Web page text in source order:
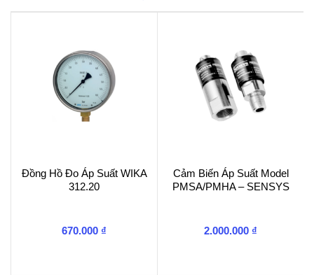
Inox
Đồng Hồ Đo Áp Suất WIKA
312.20
670.000 ₫
Cảm Biến Áp Suất Model
PMSA/PMHA – SENSYS
2.000.000 ₫